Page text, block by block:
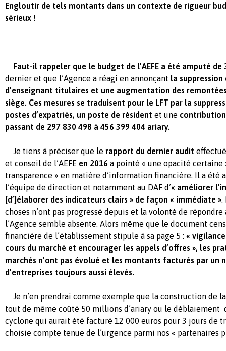
Engloutir de tels montants dans un contexte de rigueur
sérieux !
Faut-il rappeler que le budget de l’AEFE a été amputé de
dernier et que l’Agence a réagi en annonçant la suppression
d’enseignant titulaires et une augmentation des
siège. Ces mesures se traduisent pour le LFT par la
postes d’expatriés, un poste de résident et une
passant de 297 830 498 à 456 399 404 ariary.
Je tiens à préciser que le rapport du dernier audit
et conseil de l’AEFE en 2016 a pointé « une opacité certaine
transparence » en matière d’information financière. Il a été
l’équipe de direction et notamment au DAF d’« améliorer
[d’]élaborer des indicateurs clairs » de façon « immédiate ».
choses n’ont pas progressé depuis et la volonté de
l’Agence semble absente. Alors même que le document
financière de l’établissement stipule à sa page 5 : «
cours du marché et encourager les appels d’offres », les
marchés n’ont pas évolué et les montants facturés par un
d’entreprises toujours aussi élevés.
Je n’en prendrai comme exemple que la construction de
tout de même coûté 50 millions d’ariary ou le déblaiement
cyclone qui aurait été facturé 12 000 euros pour 3 jours de
choisie compte tenue de l’urgence parmi nos « partenaires